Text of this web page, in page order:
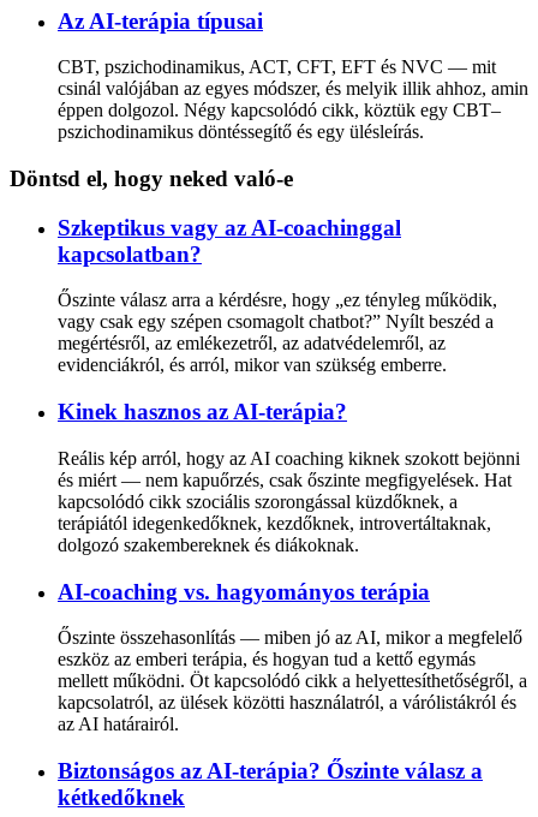
Az AI-terápia típusai
CBT, pszichodinamikus, ACT, CFT, EFT és NVC — mit
csinál valójában az egyes módszer, és melyik illik ahhoz, amin
éppen dolgozol. Négy kapcsolódó cikk, köztük egy CBT–
pszichodinamikus döntéssegítő és egy ülésleírás.
Döntsd el, hogy neked való-e
Szkeptikus vagy az AI-coachinggal
kapcsolatban?
Őszinte válasz arra a kérdésre, hogy „ez tényleg működik,
vagy csak egy szépen csomagolt chatbot?” Nyílt beszéd a
megértésről, az emlékezetről, az adatvédelemről, az
evidenciákról, és arról, mikor van szükség emberre.
Kinek hasznos az AI-terápia?
Reális kép arról, hogy az AI coaching kiknek szokott bejönni
és miért — nem kapuőrzés, csak őszinte megfigyelések. Hat
kapcsolódó cikk szociális szorongással küzdőknek, a
terápiától idegenkedőknek, kezdőknek, introvertáltaknak,
dolgozó szakembereknek és diákoknak.
AI-coaching vs. hagyományos terápia
Őszinte összehasonlítás — miben jó az AI, mikor a megfelelő
eszköz az emberi terápia, és hogyan tud a kettő egymás
mellett működni. Öt kapcsolódó cikk a helyettesíthetőségről, a
kapcsolatról, az ülések közötti használatról, a várólistákról és
az AI határairól.
Biztonságos az AI-terápia? Őszinte válasz a
kétkedőknek